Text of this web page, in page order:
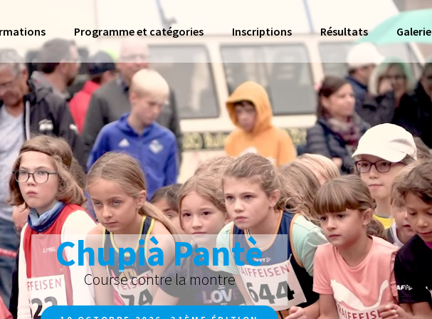
Programme et catégories Inscriptions Résultats Galerie
Chupià Pantè
Course contre la montre